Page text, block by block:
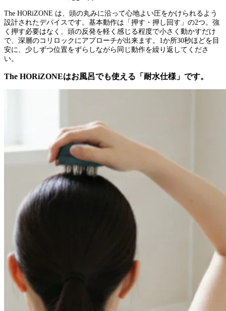
The HORiZONE は、頭の丸みに沿って心地よい圧をかけられるよう
設計されたデバイスです。基本動作は「押す・押し回す」の2つ。強
く押す必要はなく、頭の反発を軽く感じる程度で小さく動かすだけ
で、深層のコリロックにアプローチが出来ます。1か所30秒ほどを目
安に、少しずつ位置をずらしながら同じ動作を繰り返してくださ
い。
The HORiZONEはお風呂でも使える「耐水仕様」です。